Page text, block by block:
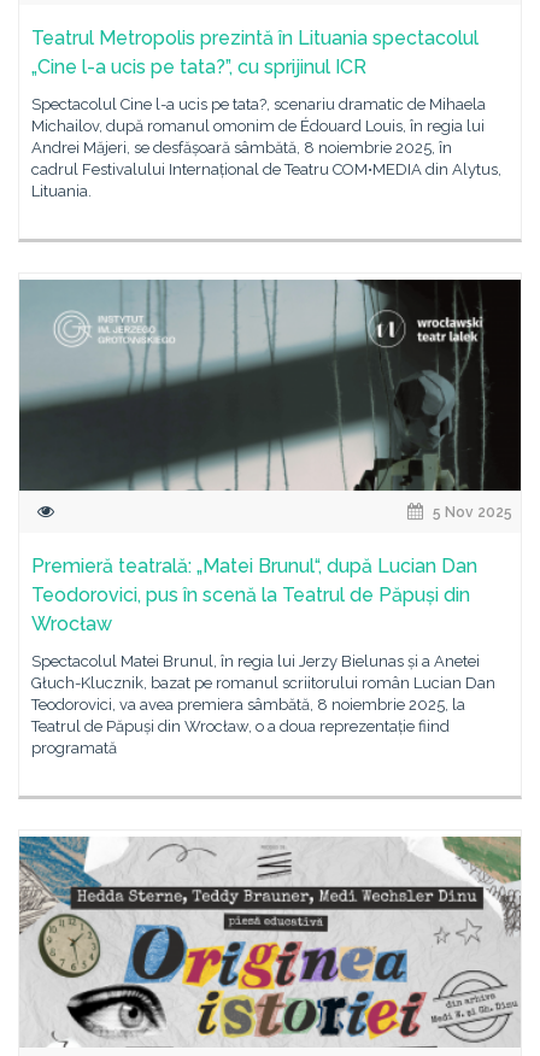
Teatrul Metropolis prezintă în Lituania spectacolul
„Cine l-a ucis pe tata?”, cu sprijinul ICR
Spectacolul Cine l-a ucis pe tata?, scenariu dramatic de Mihaela
Michailov, după romanul omonim de Édouard Louis, în regia lui
Andrei Măjeri, se desfășoară sâmbătă, 8 noiembrie 2025, în
cadrul Festivalului Internațional de Teatru COM•MEDIA din Alytus,
Lituania.
5 Nov 2025
Premieră teatrală: „Matei Brunul“, după Lucian Dan
Teodorovici, pus în scenă la Teatrul de Păpuși din
Wrocław
Spectacolul Matei Brunul, în regia lui Jerzy Bielunas și a Anetei
Głuch-Klucznik, bazat pe romanul scriitorului român Lucian Dan
Teodorovici, va avea premiera sâmbătă, 8 noiembrie 2025, la
Teatrul de Păpuși din Wrocław, o a doua reprezentație fiind
programată